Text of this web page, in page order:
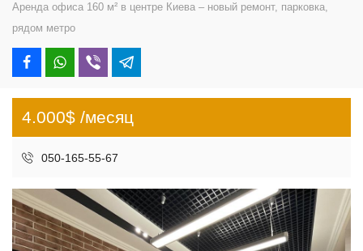
Аренда офиса 160 м² в центре Киева – новый ремонт, парковка,
рядом метро
4.000$ /месяц
050-165-55-67